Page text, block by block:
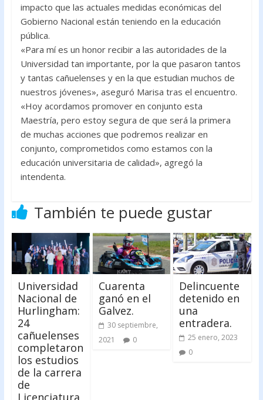
impacto que las actuales medidas económicas del
Gobierno Nacional están teniendo en la educación
pública.
«Para mí es un honor recibir a las autoridades de la
Universidad tan importante, por la que pasaron tantos
y tantas cañuelenses y en la que estudian muchos de
nuestros jóvenes», aseguró Marisa tras el encuentro.
«Hoy acordamos promover en conjunto esta
Maestría, pero estoy segura de que será la primera
de muchas acciones que podremos realizar en
conjunto, comprometidos como estamos con la
educación universitaria de calidad», agregó la
intendenta.
También te puede gustar
Universidad
Nacional de
Hurlingham:
24
cañuelenses
completaron
los estudios
de la carrera
de
Licenciatura
Cuarenta
ganó en el
Galvez.
30 septiembre,
2021
0
Delincuente
detenido en
una
entradera.
25 enero, 2023
0